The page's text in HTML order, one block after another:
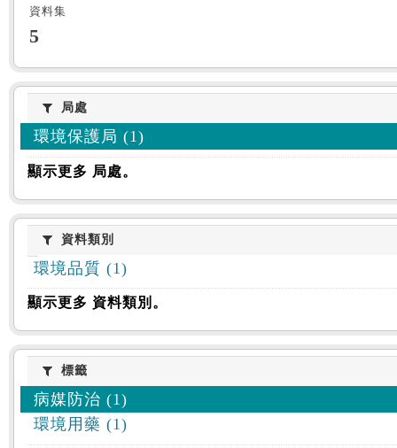
資料集
5
局處局處
環境保護局 (1)
顯示更多 局處。
資料類別
資料類別
環境品質 (1)
顯示更多 資料類別。
標籤標籤
病媒防治 (1)
環境用藥 (1)